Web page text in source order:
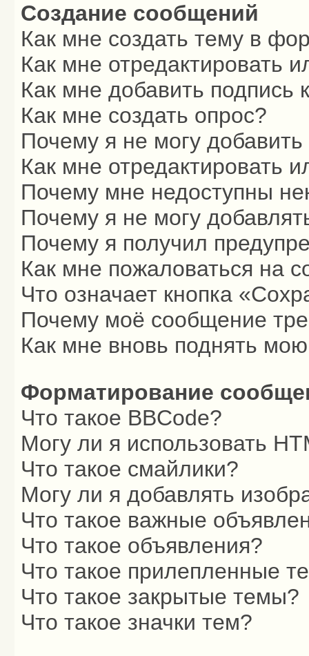
Создание сообщений
Как мне создать тему в
Как мне отредактировать
Как мне добавить
Как мне создать опрос?
Почему я не могу
Как мне отредактировать
Почему мне недоступны
Почему я не могу
Почему я получил
Как мне пожаловаться на
Что означает кнопка
Почему моё сообщение
Как мне вновь поднять
Форматирование
Что такое BBCode?
Могу ли я использовать
Что такое смайлики?
Могу ли я добавлять
Что такое важные
Что такое объявления?
Что такое прилепленные
Что такое закрытые темы?
Что такое значки тем?